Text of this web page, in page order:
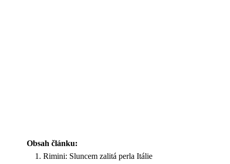
Obsah článku:
Rimini: Sluncem zalitá perla Itálie